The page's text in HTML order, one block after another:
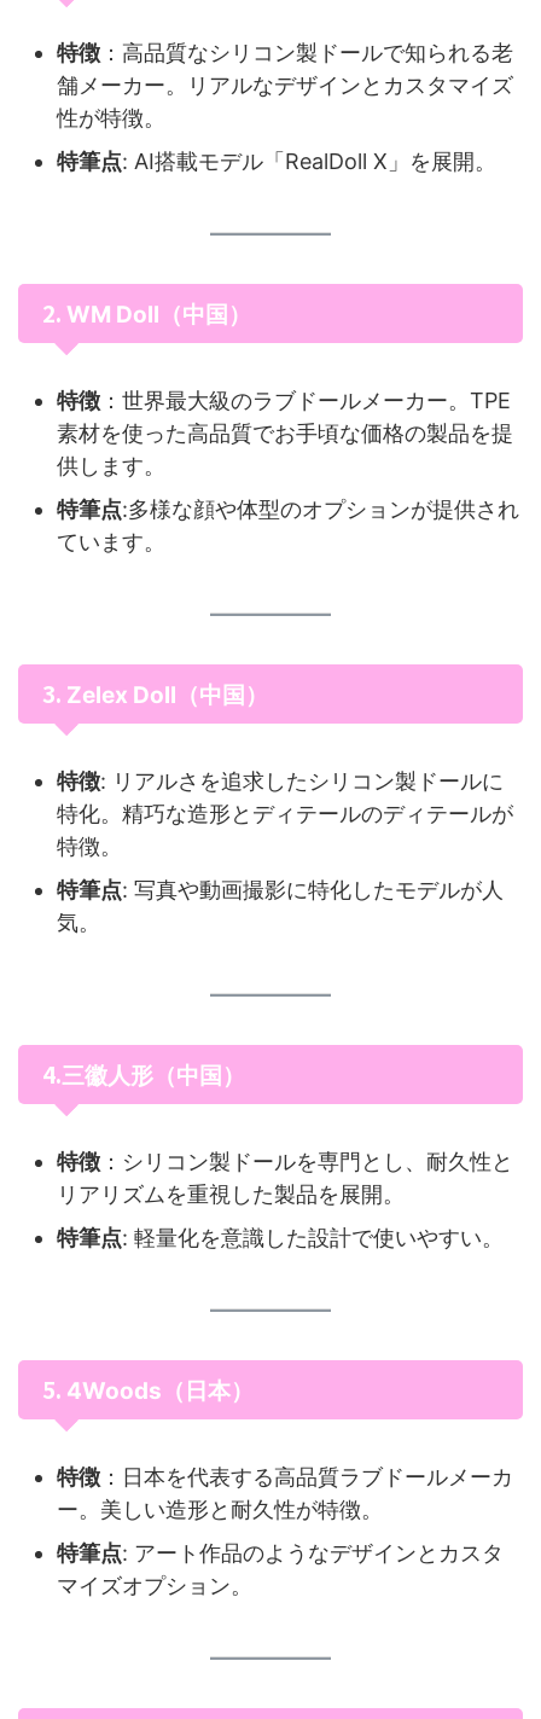
特徴 ：高品質なシリコン製ドールで知られる老
舗メーカー。リアルなデザインとカスタマイズ
性が特徴。
特筆点: AI搭載モデル「RealDoll X」を展開。
2. WM Doll（中国）
特徴 ：世界最大級のラブドールメーカー。TPE
素材を使った高品質でお手頃な価格の製品を提
供します。
特筆点:多様な顔や体型のオプションが提供され
ています。
3. Zelex Doll（中国）
特徴: リアルさを追求したシリコン製ドールに
特化。精巧な造形とディテールのディテールが
特徴。
特筆点: 写真や動画撮影に特化したモデルが人
気。
4.三徽人形（中国）
特徴 ：シリコン製ドールを専門とし、耐久性と
リアリズムを重視した製品を展開。
特筆点: 軽量化を意識した設計で使いやすい。
5. 4Woods（日本）
特徴 ：日本を代表する高品質ラブドールメーカ
ー。美しい造形と耐久性が特徴。
特筆点: アート作品のようなデザインとカスタ
マイズオプション。